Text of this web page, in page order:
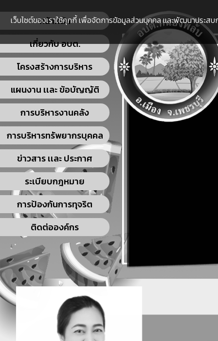
หน้าหลัก
เกี่ยวกับ อบต.
โครงสร้างการบริหาร
แผนงาน เเละ ข้อบัญญัติ
การบริหารงานคลัง
การบริหารทรัพยากรบุคคล
ข่าวสาร เเละ ประกาศ
ระเบียบกฎหมาย
การป้องกันการทุจริต
ติดต่อองค์กร
เว็บไซต์ของเราใช้คุกกี้ เพื่อจัดการข้อมูลส่วนบุคคล และพัฒนาประส